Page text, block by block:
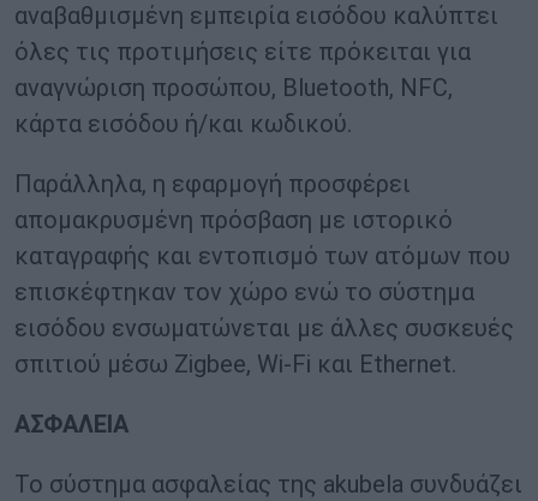
αναβαθμισμένη εμπειρία εισόδου καλύπτει
όλες τις προτιμήσεις είτε πρόκειται για
αναγνώριση προσώπου, Bluetooth, NFC,
κάρτα εισόδου ή/και κωδικού.
Παράλληλα, η εφαρμογή προσφέρει
απομακρυσμένη πρόσβαση με ιστορικό
καταγραφής και εντοπισμό των ατόμων που
επισκέφτηκαν τον χώρο ενώ το σύστημα
εισόδου ενσωματώνεται με άλλες συσκευές
σπιτιού μέσω Zigbee, Wi-Fi και Ethernet.
ΑΣΦΑΛΕΙΑ
Το σύστημα ασφαλείας της akubela συνδυάζει